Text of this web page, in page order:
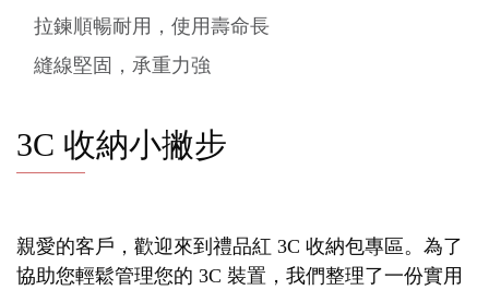
拉鍊順暢耐用，使用壽命長
縫線堅固，承重力強
3C 收納小撇步
親愛的客戶，歡迎來到禮品紅 3C 收納包專區。為了
協助您輕鬆管理您的 3C 裝置，我們整理了一份實用